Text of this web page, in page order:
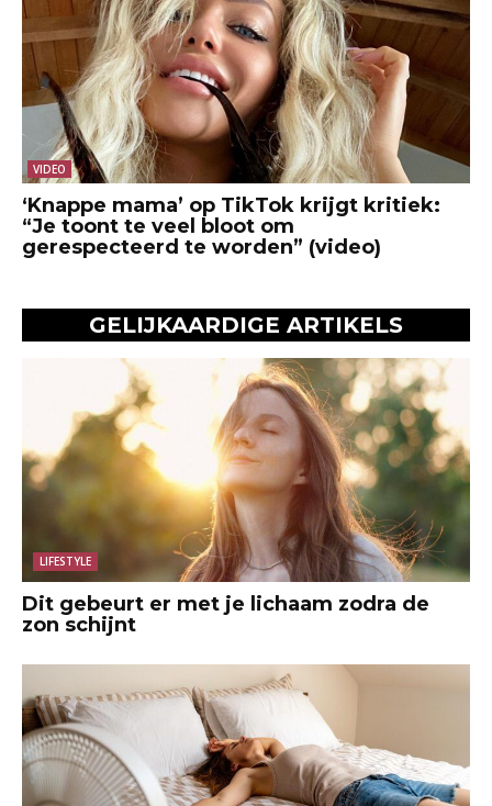
VIDEO
‘Knappe mama’ op TikTok krijgt kritiek:
“Je toont te veel bloot om
gerespecteerd te worden” (video)
GELIJKAARDIGE ARTIKELS
LIFESTYLE
Dit gebeurt er met je lichaam zodra de
zon schijnt